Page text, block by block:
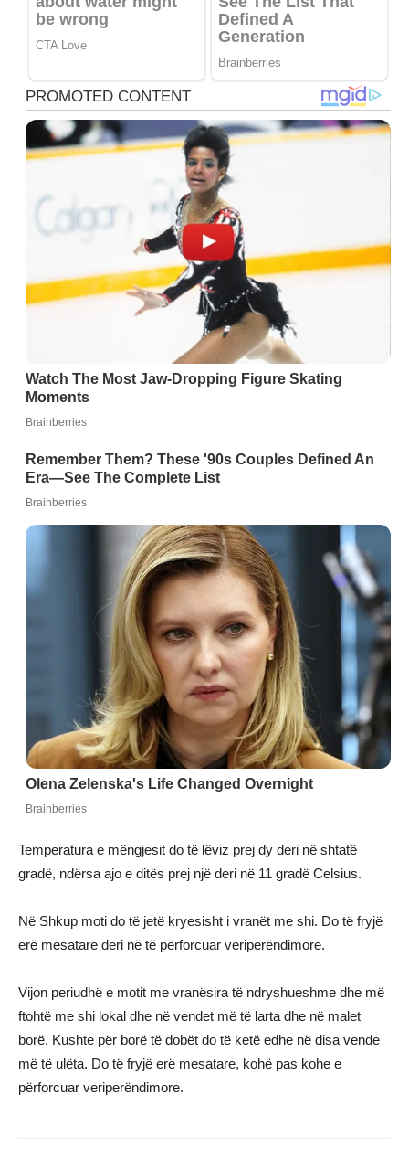
Temperatura e mëngjesit do të lëviz prej dy deri në shtatë
gradë, ndërsa ajo e ditës prej një deri në 11 gradë Celsius.
Në Shkup moti do të jetë kryesisht i vranët me shi. Do të fryjë
erë mesatare deri në të përforcuar veriperëndimore.
Vijon periudhë e motit me vranësira të ndryshueshme dhe më
ftohtë me shi lokal dhe në vendet më të larta dhe në malet
borë. Kushte për borë të dobët do të ketë edhe në disa vende
më të ulëta. Do të fryjë erë mesatare, kohë pas kohe e
përforcuar veriperëndimore.